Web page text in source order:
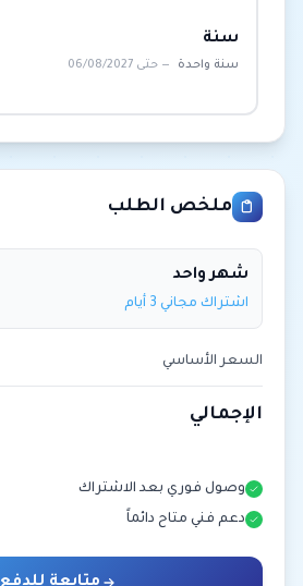
سنة
سنة واحدة — حتى 06/08/2027
ملخص الطلب
شهر واحد
اشتراك مجاني 3 أيام
السعر الأساسي
الإجمالي
وصول فوري بعد الاشتراك
دعم فني متاح دائماً